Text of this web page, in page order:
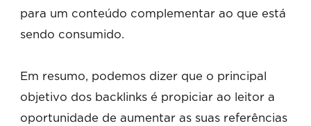
para um conteúdo complementar ao que está
sendo consumido.
Em resumo, podemos dizer que o principal
objetivo dos backlinks é propiciar ao leitor a
oportunidade de aumentar as suas referências